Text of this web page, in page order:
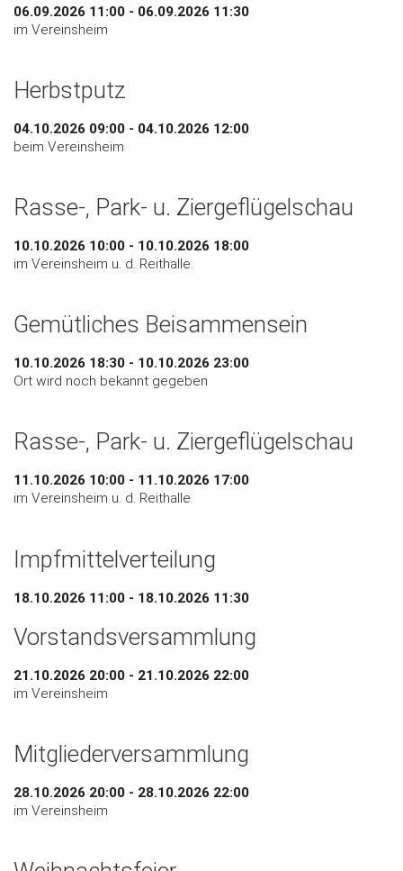
06.09.2026 11:00 - 06.09.2026 11:30
im Vereinsheim
Herbstputz
04.10.2026 09:00 - 04.10.2026 12:00
beim Vereinsheim
Rasse-, Park- u. Ziergeflügelschau
10.10.2026 10:00 - 10.10.2026 18:00
im Vereinsheim u. d. Reithalle.
Gemütliches Beisammensein
10.10.2026 18:30 - 10.10.2026 23:00
Ort wird noch bekannt gegeben
Rasse-, Park- u. Ziergeflügelschau
11.10.2026 10:00 - 11.10.2026 17:00
im Vereinsheim u. d. Reithalle
Impfmittelverteilung
18.10.2026 11:00 - 18.10.2026 11:30
Vorstandsversammlung
21.10.2026 20:00 - 21.10.2026 22:00
im Vereinsheim
Mitgliederversammlung
28.10.2026 20:00 - 28.10.2026 22:00
im Vereinsheim